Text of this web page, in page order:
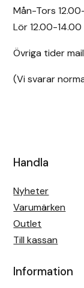
Mån-Tors
Lör 12.00-14.00
Övriga tider
(Vi svarar
Handla
Nyheter
Varumärken
Outlet
Till kassan
Information